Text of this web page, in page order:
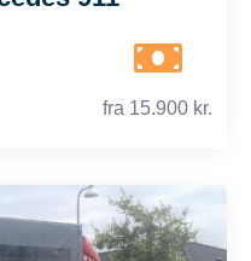
fra 15.900 kr.